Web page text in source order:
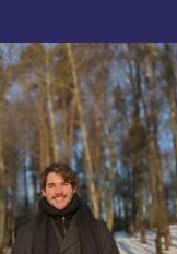
SimSolid
Altair
PhysicsAI
van